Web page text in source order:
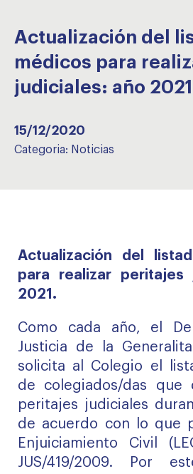
Actualización del
médicos para
judiciales: año 2021
15/12/2020
Categoria: Noticias
Actualización del
para realizar peritajes
2021.
Como cada año, el
Justicia de la
solicita al Colegio el
de colegiados/das que
peritajes judiciales
de acuerdo con lo que
Enjuiciamiento Civil
JUS/419/2009. Por